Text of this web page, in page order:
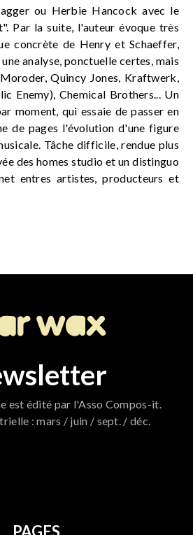
ou Herbie Hancock avec le
Par la suite, l'auteur évoque très
concrète de Henry et Schaeffer,
analyse, ponctuelle certes, mais
Quincy Jones, Kraftwerk,
Enemy), Chemical Brothers... Un
moment, qui essaie de passer en
de pages l'évolution d'une figure
Tâche difficile, rendue plus
des homes studio et un distinguo
entres artistes, producteurs et
est édité par l'Asso Compos-it.
: mars / juin / sept. / déc.
PAGES